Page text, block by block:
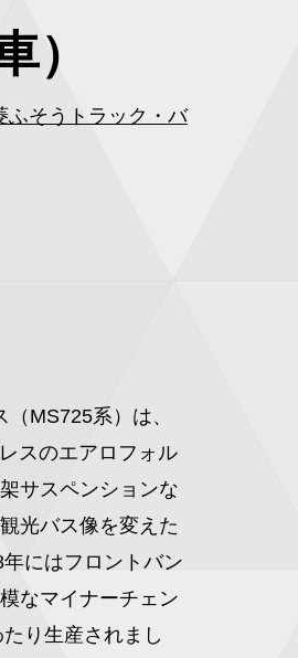
）
ふそうトラック・バ
MS725系）は、
スのエアロフォル
サスペンションな
光バス像を変えた
にはフロントバン
なマイナーチェン
り生産されまし